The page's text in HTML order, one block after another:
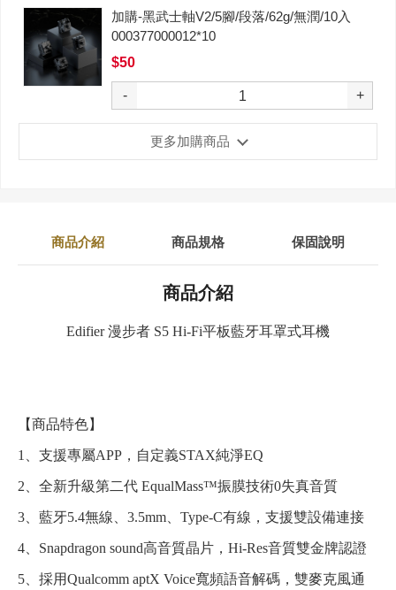
加購-黑武士軸V2/5腳/段落/62g/無潤/10入
000377000012*10
$50
- +
更多加購商品
商品介紹 商品規格 保固說明
商品介紹
Edifier 漫步者 S5 Hi-Fi平板藍牙耳罩式耳機
【商品特色】
1、支援專屬APP，自定義STAX純淨EQ
2、全新升級第二代 EqualMass™振膜技術0失真音質
3、藍牙5.4無線、3.5mm、Type-C有線，支援雙設備連接
4、Snapdragon sound高音質晶片，Hi-Res音質雙金牌認證
5、採用Qualcomm aptX Voice寬頻語音解碼，雙麥克風通